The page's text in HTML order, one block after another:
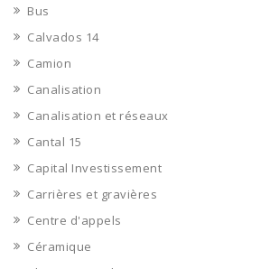
Bus
Calvados 14
Camion
Canalisation
Canalisation et réseaux
Cantal 15
Capital Investissement
Carrières et gravières
Centre d'appels
Céramique